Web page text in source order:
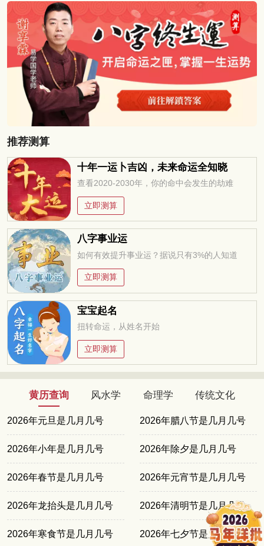
们耕种一些农作物，在这...
推荐测算
十年一运卜吉凶，未来命运全知晓
查看2020-2030年，你的命中会发生的劫难
立即测算
八字事业运
如何有效提升事业运？据说只有3%的人知道
立即测算
宝宝起名
扭转命运，从姓名开始
立即测算
黄历查询 风水学 命理学 传统文化
2026年元旦是几月几号 2026年腊八节是几月几号
2026年小年是几月几号 2026年除夕是几月几号
2026年春节是几月几号 2026年元宵节是几月几号
2026年龙抬头是几月几号 2026年清明节是几月几号
2026年寒食节是几月几号 2026年七夕节是几月几号